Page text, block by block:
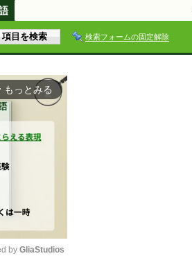
検索フォームの固定解除
もっとみる
by GliaStudios